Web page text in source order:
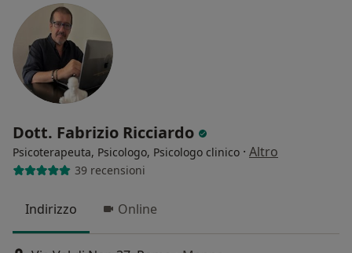
Dott. Fabrizio Ricciardo
Psicoterapeuta, Psicologo, Psicologo clinico · Altro
39 recensioni
Indirizzo Online